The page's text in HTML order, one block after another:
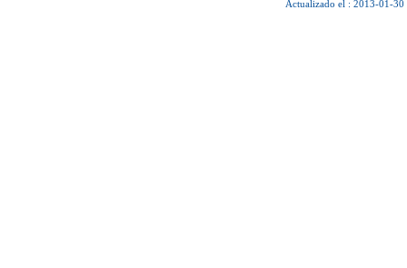
Actualizado el : 2013-01-30